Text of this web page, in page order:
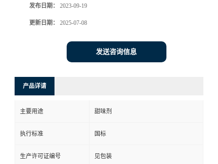
发布日期： 2023-09-19
更新日期： 2025-07-08
发送咨询信息
产品详请
主要用途 甜味剂
执行标准 国标
生产许可证编号 见包装